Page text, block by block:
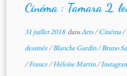
Cinéma : Tamara 2,
31 juillet 2018dansArts/Cinéma/
dessinée/Blanche Gardin/Bruno
/France/Héloïse Martin/